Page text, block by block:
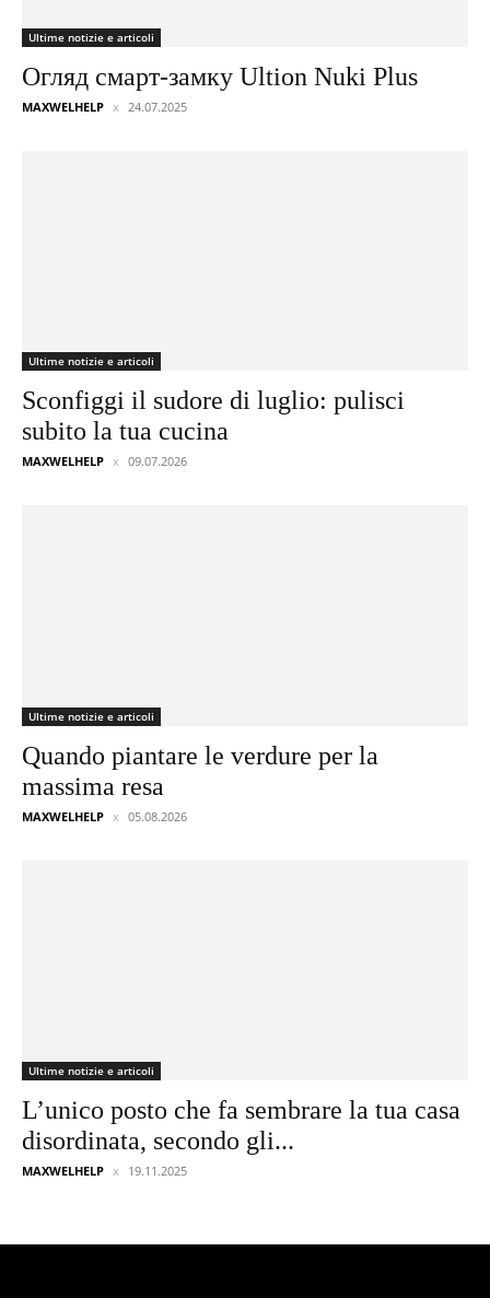
Ultime notizie e articoli
Огляд смарт-замку Ultion Nuki Plus
MAXWELHELP 24.07.2025
Ultime notizie e articoli
Sconfiggi il sudore di luglio: pulisci
subito la tua cucina
MAXWELHELP 09.07.2026
Ultime notizie e articoli
Quando piantare le verdure per la
massima resa
MAXWELHELP 05.08.2026
Ultime notizie e articoli
L’unico posto che fa sembrare la tua casa
disordinata, secondo gli...
MAXWELHELP 19.11.2025